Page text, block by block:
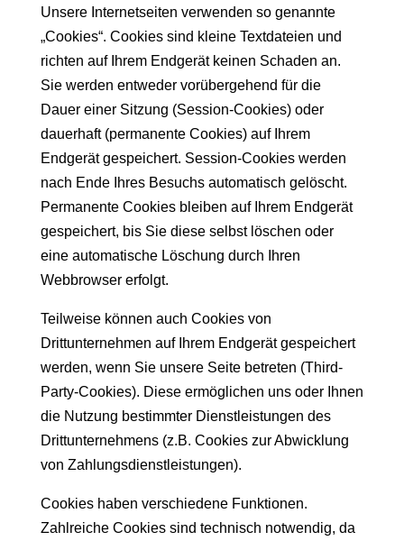
Unsere Internetseiten verwenden so genannte
„Cookies“. Cookies sind kleine Textdateien und
richten auf Ihrem Endgerät keinen Schaden an.
Sie werden entweder vorübergehend für die
Dauer einer Sitzung (Session-Cookies) oder
dauerhaft (permanente Cookies) auf Ihrem
Endgerät gespeichert. Session-Cookies werden
nach Ende Ihres Besuchs automatisch gelöscht.
Permanente Cookies bleiben auf Ihrem Endgerät
gespeichert, bis Sie diese selbst löschen oder
eine automatische Löschung durch Ihren
Webbrowser erfolgt.
Teilweise können auch Cookies von
Drittunternehmen auf Ihrem Endgerät gespeichert
werden, wenn Sie unsere Seite betreten (Third-
Party-Cookies). Diese ermöglichen uns oder Ihnen
die Nutzung bestimmter Dienstleistungen des
Drittunternehmens (z.B. Cookies zur Abwicklung
von Zahlungsdienstleistungen).
Cookies haben verschiedene Funktionen.
Zahlreiche Cookies sind technisch notwendig, da